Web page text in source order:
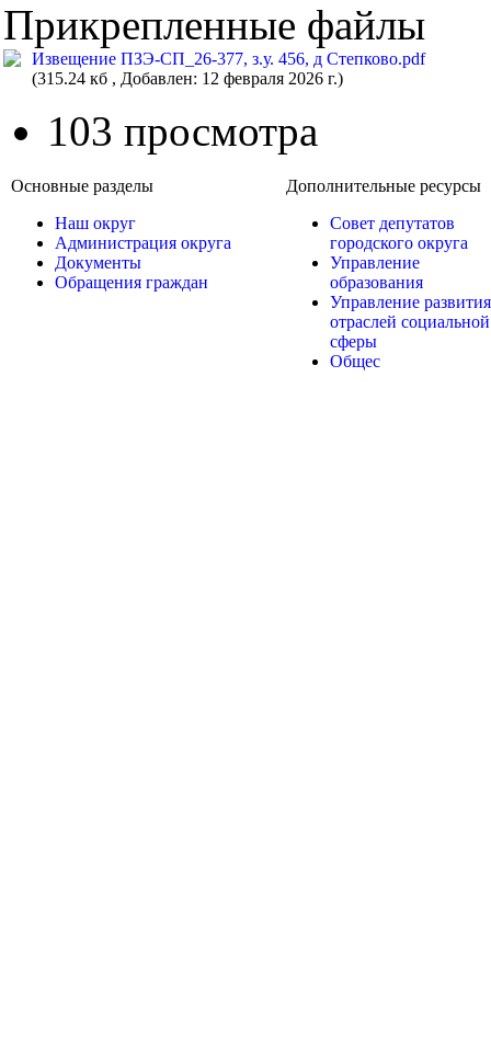
Прикрепленные файлы
Извещение ПЗЭ-СП_26-377, з.у. 456, д Степково.pdf
(315.24 кб , Добавлен: 12 февраля 2026 г.)
103 просмотра
Основные разделы
Наш округ
Администрация округа
Документы
Обращения граждан
Дополнительные ресурсы
Совет депутатов
городского округа
Управление
образования
Управление развития
отраслей социальной
сферы
Общес